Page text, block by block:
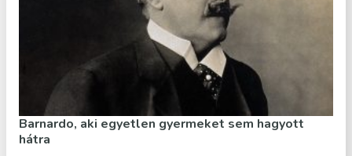
Barnardo, aki egyetlen gyermeket sem hagyott
hátra